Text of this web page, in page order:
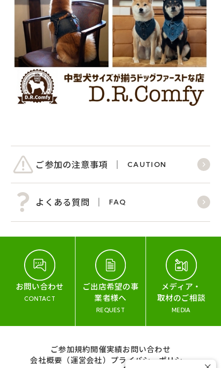
ご参加の注意事項 CAUTION
よくある質問 FAQ
お問い合わせ
CONTACT
ご出店希望の事
業者様へ
REQUEST
メディア・
取材のご相談
MEDIA
ご参加規約開催実績お問い合わせ
会社概要（運営会社） プライバシーポリシー